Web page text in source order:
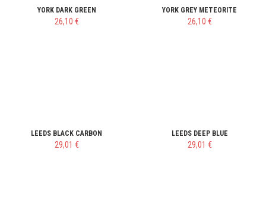
YORK DARK GREEN
26,10 €
YORK GREY METEORITE
26,10 €
LEEDS BLACK CARBON
29,01 €
LEEDS DEEP BLUE
29,01 €